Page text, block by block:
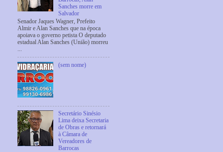
Sanches morre em
Salvador
Senador Jaques Wagner, Prefeito
Almir e Alan Sanches que na época
apoiava o governo petista O deputado
estadual Alan Sanches (União) morreu
...
(sem nome)
Secretário Sinésio
Lima deixa Secretaria
de Obras e retornará
à Câmara de
Vereadores de
Barrocas